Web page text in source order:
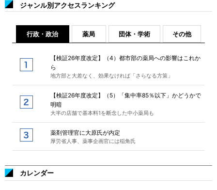
ジャンル別アクセスランキング
行政・政治 薬局 団体・学術 その他
【検証26年度改定】（4）都市部の薬局への影響はこれか
ら
地方部と大差なく、効果なければ「さらなる方策」
【検証26年度改定】（5）「集中率85％以下」かどうかで
明暗
大半の店舗で基本料1を断念した中小薬局も
薬剤管理官に大原氏が内定
厚労省人事、薬事企画官には稲角氏
カレンダー